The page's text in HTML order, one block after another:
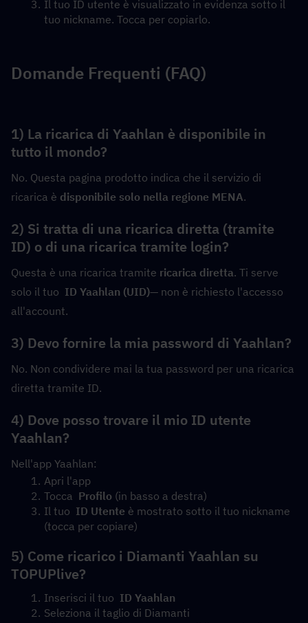
Il tuo ID utente è visualizzato in evidenza sotto il
tuo nickname. Tocca per copiarlo.
Domande Frequenti (FAQ)
1) La ricarica di Yaahlan è disponibile in
tutto il mondo?
No. Questa pagina prodotto indica che il servizio di
ricarica è disponibile solo nella regione MENA.
2) Si tratta di una ricarica diretta (tramite
ID) o di una ricarica tramite login?
Questa è una ricarica tramite ricarica diretta. Ti serve
solo il tuo ID Yaahlan (UID)— non è richiesto l'accesso
all'account.
3) Devo fornire la mia password di Yaahlan?
No. Non condividere mai la tua password per una ricarica
diretta tramite ID.
4) Dove posso trovare il mio ID utente
Yaahlan?
Nell'app Yaahlan:
Apri l'app
Tocca Profilo (in basso a destra)
Il tuo ID Utente è mostrato sotto il tuo nickname
(tocca per copiare)
5) Come ricarico i Diamanti Yaahlan su
TOPUPlive?
Inserisci il tuo ID Yaahlan
Seleziona il taglio di Diamanti